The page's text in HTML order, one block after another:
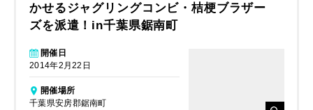
かせるジャグリングコンビ・桔梗ブラザー
ズを派遣！in千葉県鋸南町
開催日
2014年2月22日
開催場所
千葉県安房郡鋸南町